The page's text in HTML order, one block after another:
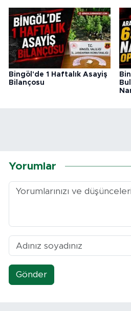
Bingöl'de 1 Haftalık Asayiş
Bilançosu
Yorumlar
Gönder